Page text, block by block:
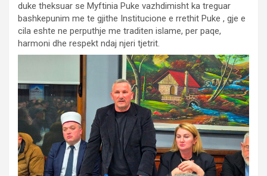
duke theksuar se Myftinia Puke vazhdimisht ka treguar
bashkepunim me te gjithe Institucione e rrethit Puke , gje e
cila eshte ne perputhje me traditen islame, per paqe,
harmoni dhe respekt ndaj njeri tjetrit.